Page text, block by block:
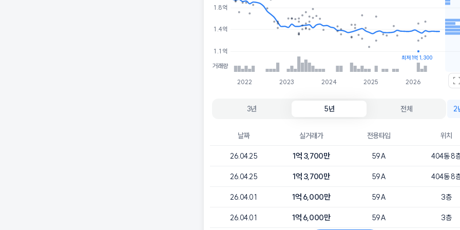
2022 2023 2024 2025 2026
거래량
1.1억
1.4억
1.8억
최저 1억 1,300
1.4억
1.3억
4개
3년 5년 전체 2
날짜 실거래가 전용타입 위치
26.04.25 1억 3,700만 59A 404동 8
26.04.25 1억 3,700만 59A 404동 8
26.04.01 1억 6,000만 59A 3층
26.04.01 1억 6,000만 59A 3층